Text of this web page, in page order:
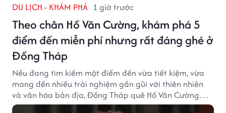
DU LỊCH - KHÁM PHÁ 1 giờ trước
Theo chân Hồ Văn Cường, khám phá 5
điểm đến miễn phí nhưng rất đáng ghé ở
Đồng Tháp
Nếu đang tìm kiếm một điểm đến vừa tiết kiệm, vừa
mang đến nhiều trải nghiệm gần gũi với thiên nhiên
và văn hóa bản địa, Đồng Tháp quê Hồ Văn Cường
chắc chắn là lựa chọn đáng cân nhắc.